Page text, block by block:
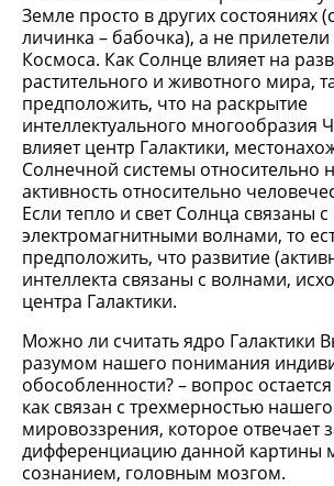
Земле просто в других состояниях
личинка – бабочка), а не
Космоса. Как Солнце влияет на
растительного и животного мира,
предположить, что на раскрытие
интеллектуального многообразия
влияет центр Галактики,
Солнечной системы относительно
активность относительно
Если тепло и свет Солнца связаны с
электромагнитными волнами, то
предположить, что развитие
интеллекта связаны с волнами,
центра Галактики.
Можно ли считать ядро Галактики
разумом нашего понимания
обособленности? – вопрос
как связан с трехмерностью нашего
мировоззрения, которое отвечает
дифференциацию данной картины
сознанием, головным мозгом.